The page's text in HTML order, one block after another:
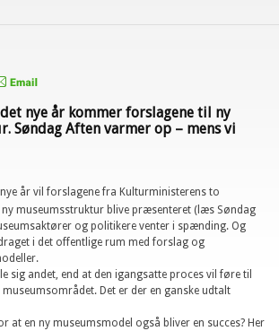
nye år kommer forslagene til ny
Søndag Aften varmer op – mens vi
år vil forslagene fra Kulturministerens to
museumsstruktur blive præsenteret (læs Søndag
og politikere venter i spænding. Og
i det offentlige rum med forslag og
sig andet, end at den igangsatte proces vil føre til
Det er der en ganske udtalt
at en ny museumsmodel også bliver en succes? Her